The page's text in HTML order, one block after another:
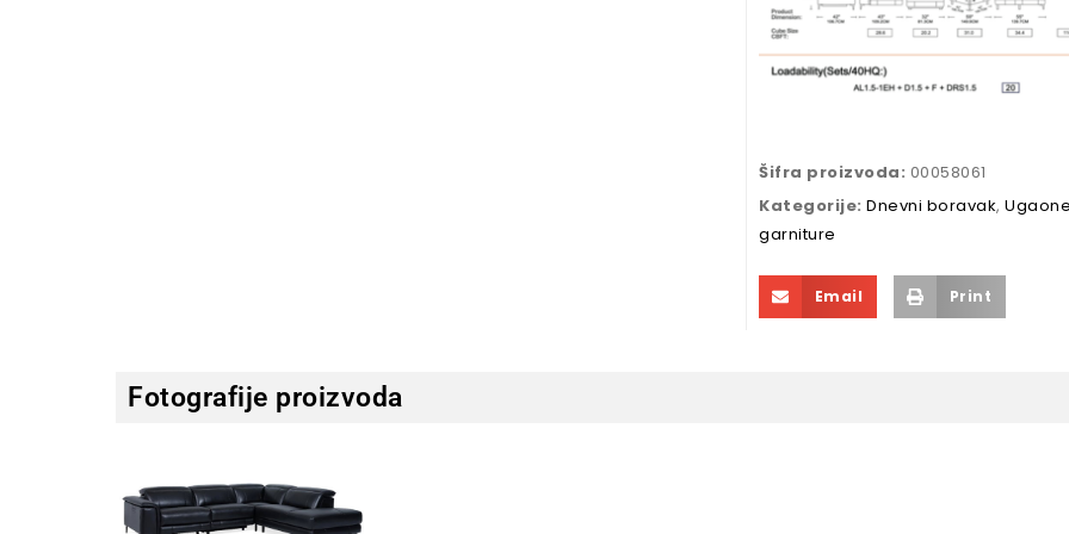
Šifra proizvoda: 00058061
Kategorije: Dnevni boravak,
garniture
Email Print
Fotografije proizvoda